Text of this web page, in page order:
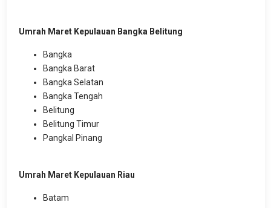
Umrah Maret Kepulauan Bangka Belitung
Bangka
Bangka Barat
Bangka Selatan
Bangka Tengah
Belitung
Belitung Timur
Pangkal Pinang
Umrah Maret Kepulauan Riau
Batam